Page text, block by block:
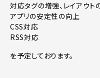
対応タグの増強、レイアウ
アプリの安定性の向上
CSS対応
RSS対応
を予定しております。